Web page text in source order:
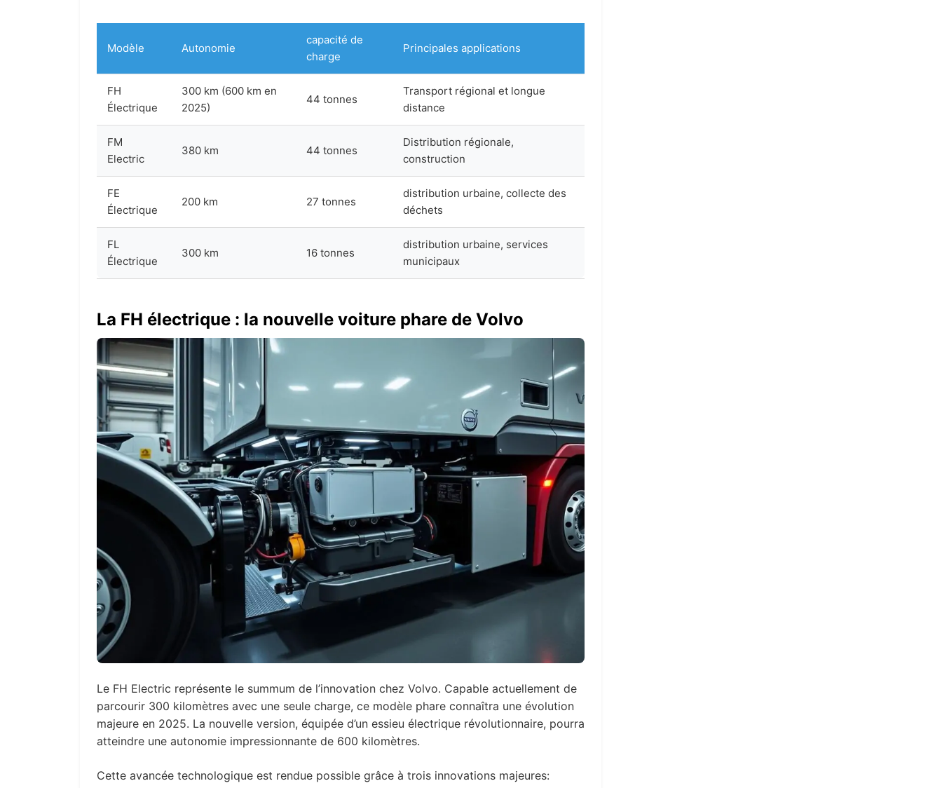
Modèle Autonomie
capacité de
charge
Principales applications
FH
Électrique
300 km (600 km en
2025)
44 tonnes
Transport régional et longue
distance
FM
Electric
380 km 44 tonnes
Distribution régionale,
construction
FE
Électrique
200 km 27 tonnes
distribution urbaine, collecte des
déchets
FL
Électrique
300 km 16 tonnes
distribution urbaine, services
municipaux
La FH électrique : la nouvelle voiture phare de Volvo
Le FH Electric représente le summum de l’innovation chez Volvo. Capable actuellement de
parcourir 300 kilomètres avec une seule charge, ce modèle phare connaîtra une évolution
majeure en 2025. La nouvelle version, équipée d’un essieu électrique révolutionnaire, pourra
atteindre une autonomie impressionnante de 600 kilomètres.
Cette avancée technologique est rendue possible grâce à trois innovations majeures: